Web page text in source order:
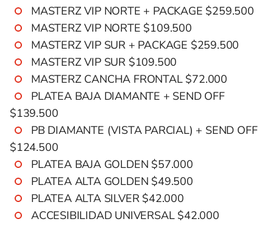
MASTERZ VIP NORTE + PACKAGE $259.500
MASTERZ VIP NORTE $109.500
MASTERZ VIP SUR + PACKAGE $259.500
MASTERZ VIP SUR $109.500
MASTERZ CANCHA FRONTAL $72.000
PLATEA BAJA DIAMANTE + SEND OFF
$139.500
PB DIAMANTE (VISTA PARCIAL) + SEND OFF
$124.500
PLATEA BAJA GOLDEN $57.000
PLATEA ALTA GOLDEN $49.500
PLATEA ALTA SILVER $42.000
ACCESIBILIDAD UNIVERSAL $42.000